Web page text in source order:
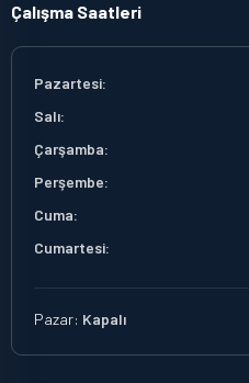
Çalışma Saatleri
Pazartesi:
Salı:
Çarşamba:
Perşembe:
Cuma:
Cumartesi:
Pazar: Kapalı